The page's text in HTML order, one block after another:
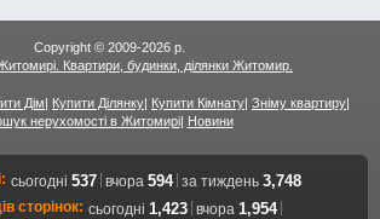
Copyright © 2009-2026 р.
Квартири, будинки, ділянки Житомир.
Дім| Купити Ділянку| Купити Кімнату| Зніму квартиру|
нерухомості в Житомирі| Новини
сьогодні 537 | вчора 594 | за тиждень 3,748
сторінок: сьогодні 1,423 | вчора 1,954 |